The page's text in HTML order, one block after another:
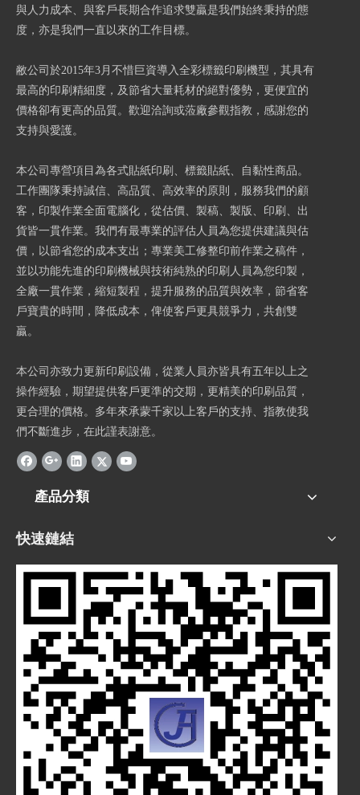
與人力成本、與客戶長期合作追求雙贏是我們始終秉持的態
度，亦是我們一直以來的工作目標。
敝公司於2015年3月不惜巨資導入全彩標籤印刷機型，其具有
最高的印刷精細度，及節省大量耗材的絕對優勢，更便宜的
價格卻有更高的品質。歡迎洽詢或蒞廠參觀指教，感謝您的
支持與愛護。
本公司專營項目為各式貼紙印刷、標籤貼紙、自黏性商品。
工作團隊秉持誠信、高品質、高效率的原則，服務我們的顧
客，印製作業全面電腦化，從估價、製稿、製版、印刷、出
貨皆一貫作業。我們有最專業的評估人員為您提供建議與估
價，以節省您的成本支出；專業美工修整印前作業之稿件，
並以功能先進的印刷機械與技術純熟的印刷人員為您印製，
全廠一貫作業，縮短製程，提升服務的品質與效率，節省客
戶寶貴的時間，降低成本，俾使客戶更具競爭力，共創雙
贏。
本公司亦致力更新印刷設備，從業人員亦皆具有五年以上之
操作經驗，期望提供客戶更準的交期，更精美的印刷品質，
更合理的價格。多年來承蒙千家以上客戶的支持、指教使我
們不斷進步，在此謹表謝意。
產品分類
快速鏈結